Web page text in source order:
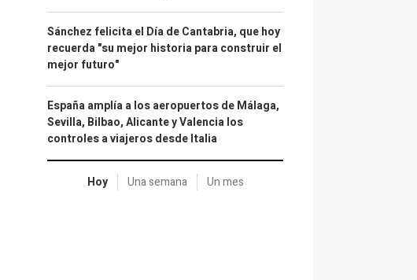
Sánchez felicita el Día de Cantabria, que hoy
recuerda "su mejor historia para construir el
mejor futuro"
España amplía a los aeropuertos de Málaga,
Sevilla, Bilbao, Alicante y Valencia los
controles a viajeros desde Italia
Hoy Una semana Un mes